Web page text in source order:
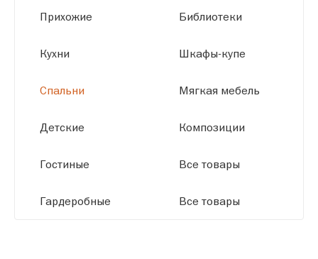
размерам.
Прихожие
Кухни
Спальни
Детские
Гостиные
Гардеробные
Библиотеки
Шкафы-купе
Мягкая мебель
Композиции
Все товары
Все товары